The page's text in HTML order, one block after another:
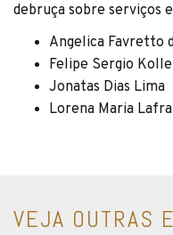
debruça sobre serviços
Angelica Favretto
Felipe Sergio
Jonatas Dias Lima
Lorena Maria
VEJA OUTRAS